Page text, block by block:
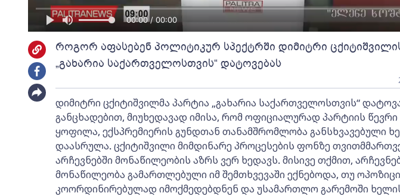
00:00 / 00:00
როგორ აფასებენ პოლიტიკურ სპექტრში დიმიტრი
„გახარია საქართველოსთვის“ დატოვებას
დიმიტრი ცქიტიშვილმა პარტია „გახარია საქართველოსთვის“
განცხადებით, მიუხედავად იმისა, რომ ოფიციალურად პარტიის
ყოფილა, ექსპრემიერის გუნდთან თანამშრომლობა განსხვავებული
დაასრულა. ცქიტიშვილი მიმდინარე პროცესების ფონზე
არჩევნებში მონაწილეობის აზრს ვერ ხედავს. მისივე თქმით,
მონაწილეობა გამართლებული იმ შემთხვევაში ექნებოდა, თუ
კოორდინირებულად იმოქმედებდნენ და უსამართლო გარემოში